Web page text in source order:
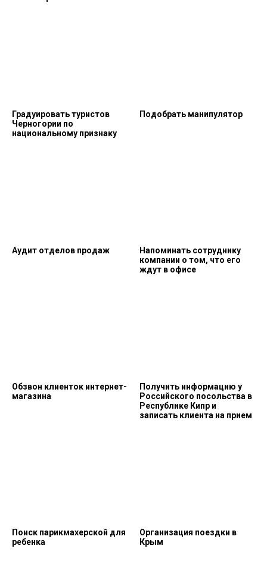
Градуировать туристов
Черногории по
национальному признаку
Подобрать манипулятор
Аудит отделов продаж
Напоминать сотруднику
компании о том, что его
ждут в офисе
Обзвон клиенток интернет-
магазина
Получить информацию у
Российского посольства в
Республике Кипр и
записать клиента на прием
Поиск парикмахерской для
ребенка
Организация поездки в
Крым